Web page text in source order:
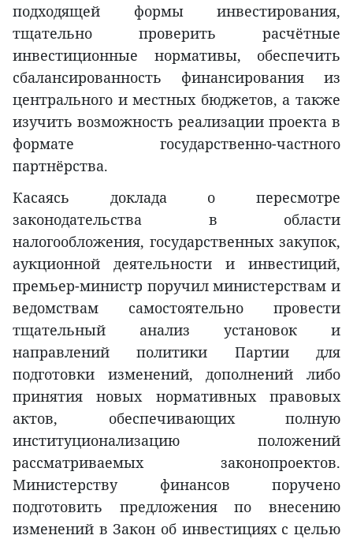
подходящей формы инвестирования,
тщательно проверить расчётные
инвестиционные нормативы, обеспечить
сбалансированность финансирования из
центрального и местных бюджетов, а также
изучить возможность реализации проекта в
формате государственно-частного
партнёрства.
Касаясь доклада о пересмотре
законодательства в области
налогообложения, государственных закупок,
аукционной деятельности и инвестиций,
премьер-министр поручил министерствам и
ведомствам самостоятельно провести
тщательный анализ установок и
направлений политики Партии для
подготовки изменений, дополнений либо
принятия новых нормативных правовых
актов, обеспечивающих полную
институционализацию положений
рассматриваемых законопроектов.
Министерству финансов поручено
подготовить предложения по внесению
изменений в Закон об инвестициях с целью